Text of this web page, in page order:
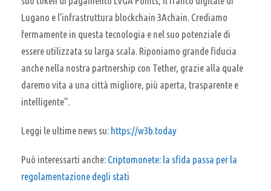
Lugano e l’infrastruttura blockchain 3Achain. Crediamo
fermamente in questa tecnologia e nel suo potenziale di
essere utilizzata su larga scala. Riponiamo grande fiducia
anche nella nostra partnership con Tether, grazie alla quale
daremo vita a una città migliore, più aperta, trasparente e
intelligente”.
Leggi le ultime news su: https://w3b.today
Può interessarti anche: Criptomonete: la sfida passa per la
regolamentazione degli stati